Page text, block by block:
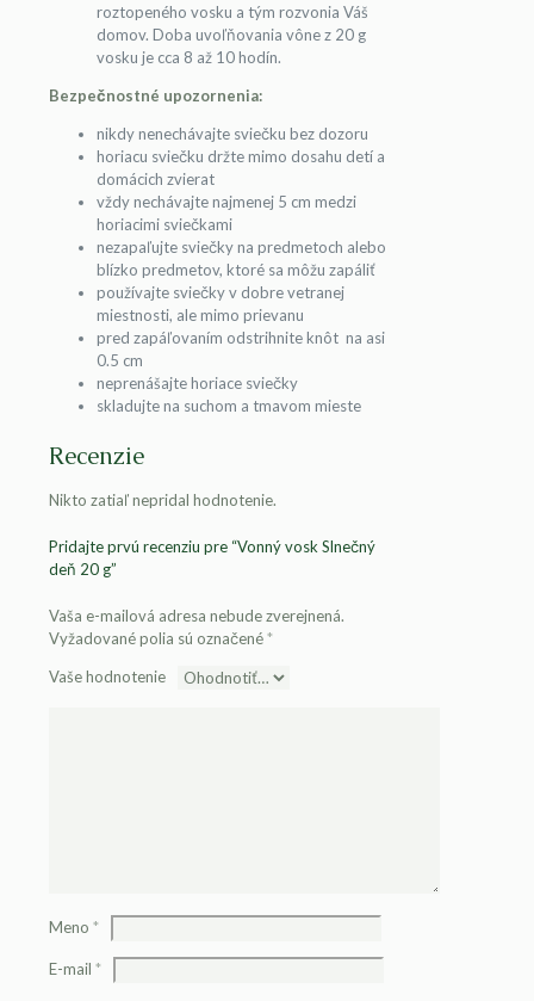
roztopeného vosku a tým rozvonia Váš
domov. Doba uvoľňovania vône z 20 g
vosku je cca 8 až 10 hodín.
Bezpečnostné upozornenia:
nikdy nenechávajte sviečku bez dozoru
horiacu sviečku držte mimo dosahu detí a
domácich zvierat
vždy nechávajte najmenej 5 cm medzi
horiacimi sviečkami
nezapaľujte sviečky na predmetoch alebo
blízko predmetov, ktoré sa môžu zapáliť
používajte sviečky v dobre vetranej
miestnosti, ale mimo prievanu
pred zapáľovaním odstrihnite knôt na asi
0.5 cm
neprenášajte horiace sviečky
skladujte na suchom a tmavom mieste
Recenzie
Nikto zatiaľ nepridal hodnotenie.
Pridajte prvú recenziu pre “Vonný vosk Slnečný
deň 20 g”
Vaša e-mailová adresa nebude zverejnená.
Vyžadované polia sú označené*
Vaše hodnotenie
Meno *
E-mail *